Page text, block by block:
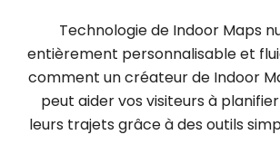
Technologie de Indoor Maps
entièrement personnalisable et
comment un créateur de Indoor
peut aider vos visiteurs à
leurs trajets grâce à des outils